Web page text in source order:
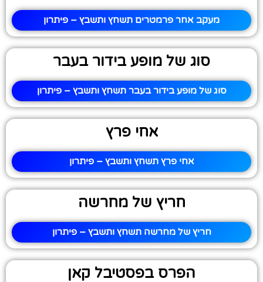
מעקב אחר פרמטרים תשחץ ותשבץ – פיתרון
סוג של מופע בידור בעבר
סוג של מופע בידור בעבר תשחץ ותשבץ – פיתרון
אחי פרץ
אחי פרץ תשחץ ותשבץ – פיתרון
חריץ של מחרשה
חריץ של מחרשה תשחץ ותשבץ – פיתרון
הפרס בפסטיבל קאן